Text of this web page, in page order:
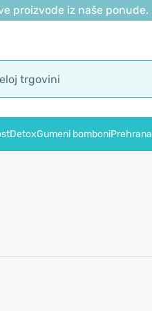
proizvode iz naše ponude.
DetoxGumeni bomboniPrehrana